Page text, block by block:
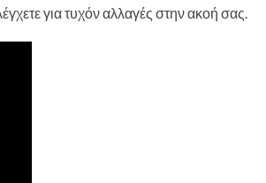
για τυχόν αλλαγές στην ακοή σας.